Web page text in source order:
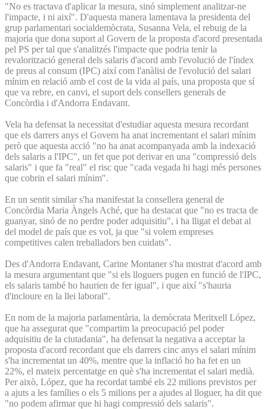
"No es tractava d'aplicar la mesura, sinó simplement analitzar-ne
l'impacte, i ni així". D'aquesta manera lamentava la presidenta del
grup parlamentari socialdemòcrata, Susanna Vela, el rebuig de la
majoria que dona suport al Govern de la proposta d'acord presentada
pel PS per tal que s'analitzés l'impacte que podria tenir la
revalorització general dels salaris d'acord amb l'evolució de l'índex
de preus al consum (IPC) així com l'anàlisi de l'evolució del salari
mínim en relació amb el cost de la vida al país, una proposta que sí
que va rebre, en canvi, el suport dels consellers generals de
Concòrdia i d'Andorra Endavant.
Vela ha defensat la necessitat d'estudiar aquesta mesura recordant
que els darrers anys el Govern ha anat incrementant el salari mínim
però que aquesta acció "no ha anat acompanyada amb la indexació
dels salaris a l'IPC", un fet que pot derivar en una "compressió dels
salaris" i que fa "real" el risc que "cada vegada hi hagi més persones
que cobrin el salari mínim".
En un sentit similar s'ha manifestat la consellera general de
Concòrdia Maria Àngels Aché, que ha destacat que "no es tracta de
guanyar, sinó de no perdre poder adquisitiu", i ha lligat el debat al
del model de país que es vol, ja que "si volem empreses
competitives calen treballadors ben cuidats".
Des d'Andorra Endavant, Carine Montaner s'ha mostrat d'acord amb
la mesura argumentant que "si els lloguers pugen en funció de l'IPC,
els salaris també ho haurien de fer igual", i que així "s'hauria
d'incloure en la llei laboral".
En nom de la majoria parlamentària, la demòcrata Meritxell López,
que ha assegurat que "compartim la preocupació pel poder
adquisitiu de la ciutadania", ha defensat la negativa a acceptar la
proposta d'acord recordant que els darrers cinc anys el salari mínim
s'ha incrementat un 40%, mentre que la inflació ho ha fet en un
22%, el mateix percentatge en què s'ha incrementat el salari medià.
Per això, López, que ha recordat també els 22 milions previstos per
a ajuts a les famílies o els 5 milions per a ajudes al lloguer, ha dit que
"no podem afirmar que hi hagi compressió dels salaris".